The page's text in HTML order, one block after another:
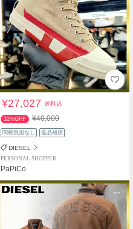
¥27,027送料込
32%OFF ¥40,000
関税負担なし 返品補償
DIESEL
PERSONAL SHOPPER
PaPiCo